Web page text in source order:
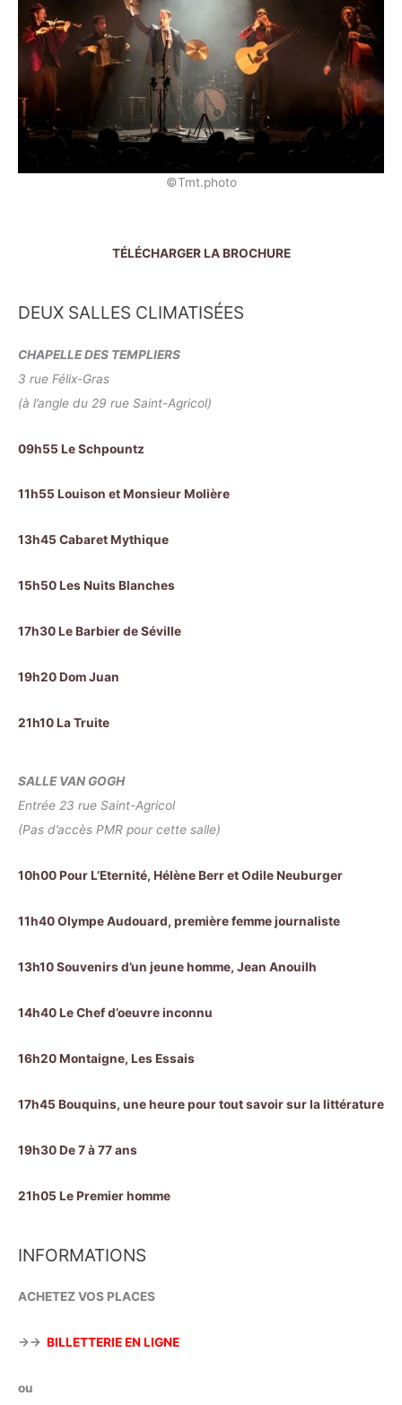
©Tmt.photo
TÉLÉCHARGER LA BROCHURE
DEUX SALLES CLIMATISÉES
CHAPELLE DES TEMPLIERS
3 rue Félix-Gras
(à l’angle du 29 rue Saint-Agricol)
09h55 Le Schpountz
11h55 Louison et Monsieur Molière
13h45 Cabaret Mythique
15h50 Les Nuits Blanches
17h30 Le Barbier de Séville
19h20 Dom Juan
21h10 La Truite
SALLE VAN GOGH
Entrée 23 rue Saint-Agricol
(Pas d’accès PMR pour cette salle)
10h00 Pour L’Eternité, Hélène Berr et Odile Neuburger
11h40 Olympe Audouard, première femme journaliste
13h10 Souvenirs d’un jeune homme, Jean Anouilh
14h40 Le Chef d’oeuvre inconnu
16h20 Montaigne, Les Essais
17h45 Bouquins, une heure pour tout savoir sur la littérature
19h30 De 7 à 77 ans
21h05 Le Premier homme
INFORMATIONS
ACHETEZ VOS PLACES
→→ BILLETTERIE EN LIGNE
ou